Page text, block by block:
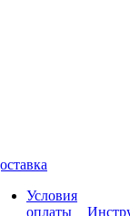
Условия
оплаты